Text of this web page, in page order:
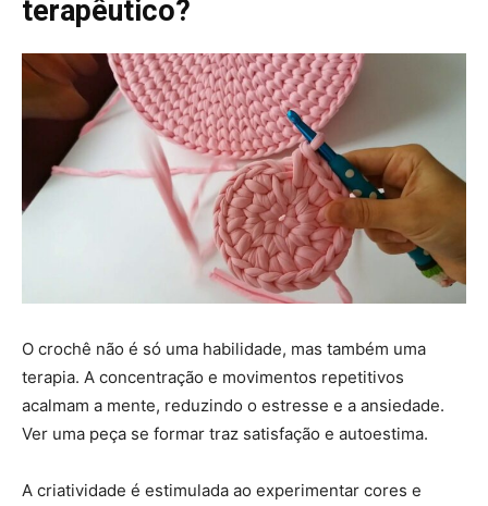
terapêutico?
O crochê não é só uma habilidade, mas também uma
terapia. A concentração e movimentos repetitivos
acalmam a mente, reduzindo o estresse e a ansiedade.
Ver uma peça se formar traz satisfação e autoestima.
A criatividade é estimulada ao experimentar cores e